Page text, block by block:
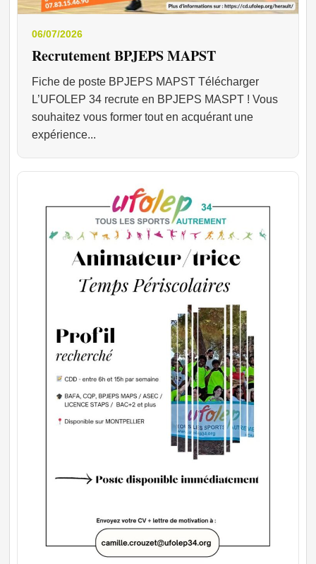
06/07/2026
Recrutement BPJEPS MAPST
Fiche de poste BPJEPS MAPST Télécharger
L’UFOLEP 34 recrute en BPJEPS MASPT ! Vous
souhaitez vous former tout en acquérant une
expérience...